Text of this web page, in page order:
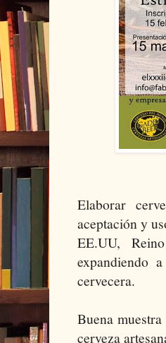
Elaborar
aceptación y
EE.UU,
expandiendo
cervecera.
Buena
cerveza